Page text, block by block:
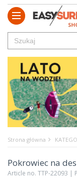
Strona główna
Pokrowiec na
Article no. TTP-22093 |